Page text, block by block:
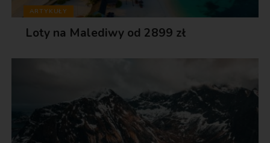
ARTYKUŁY
Loty na Malediwy od 2899 zł